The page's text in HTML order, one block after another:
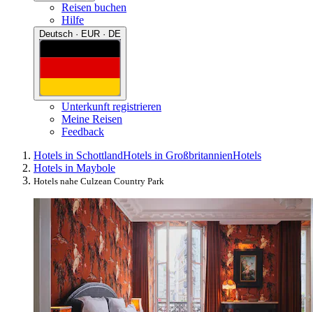
Reisen buchen
Hilfe
Deutsch · EUR · DE
Unterkunft registrieren
Meine Reisen
Feedback
Hotels in SchottlandHotels in GroßbritannienHotels
Hotels in Maybole
Hotels nahe Culzean Country Park